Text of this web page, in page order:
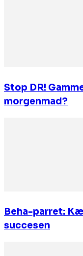
Stop DR!
morgenmad?
Beha-parret:
succesen